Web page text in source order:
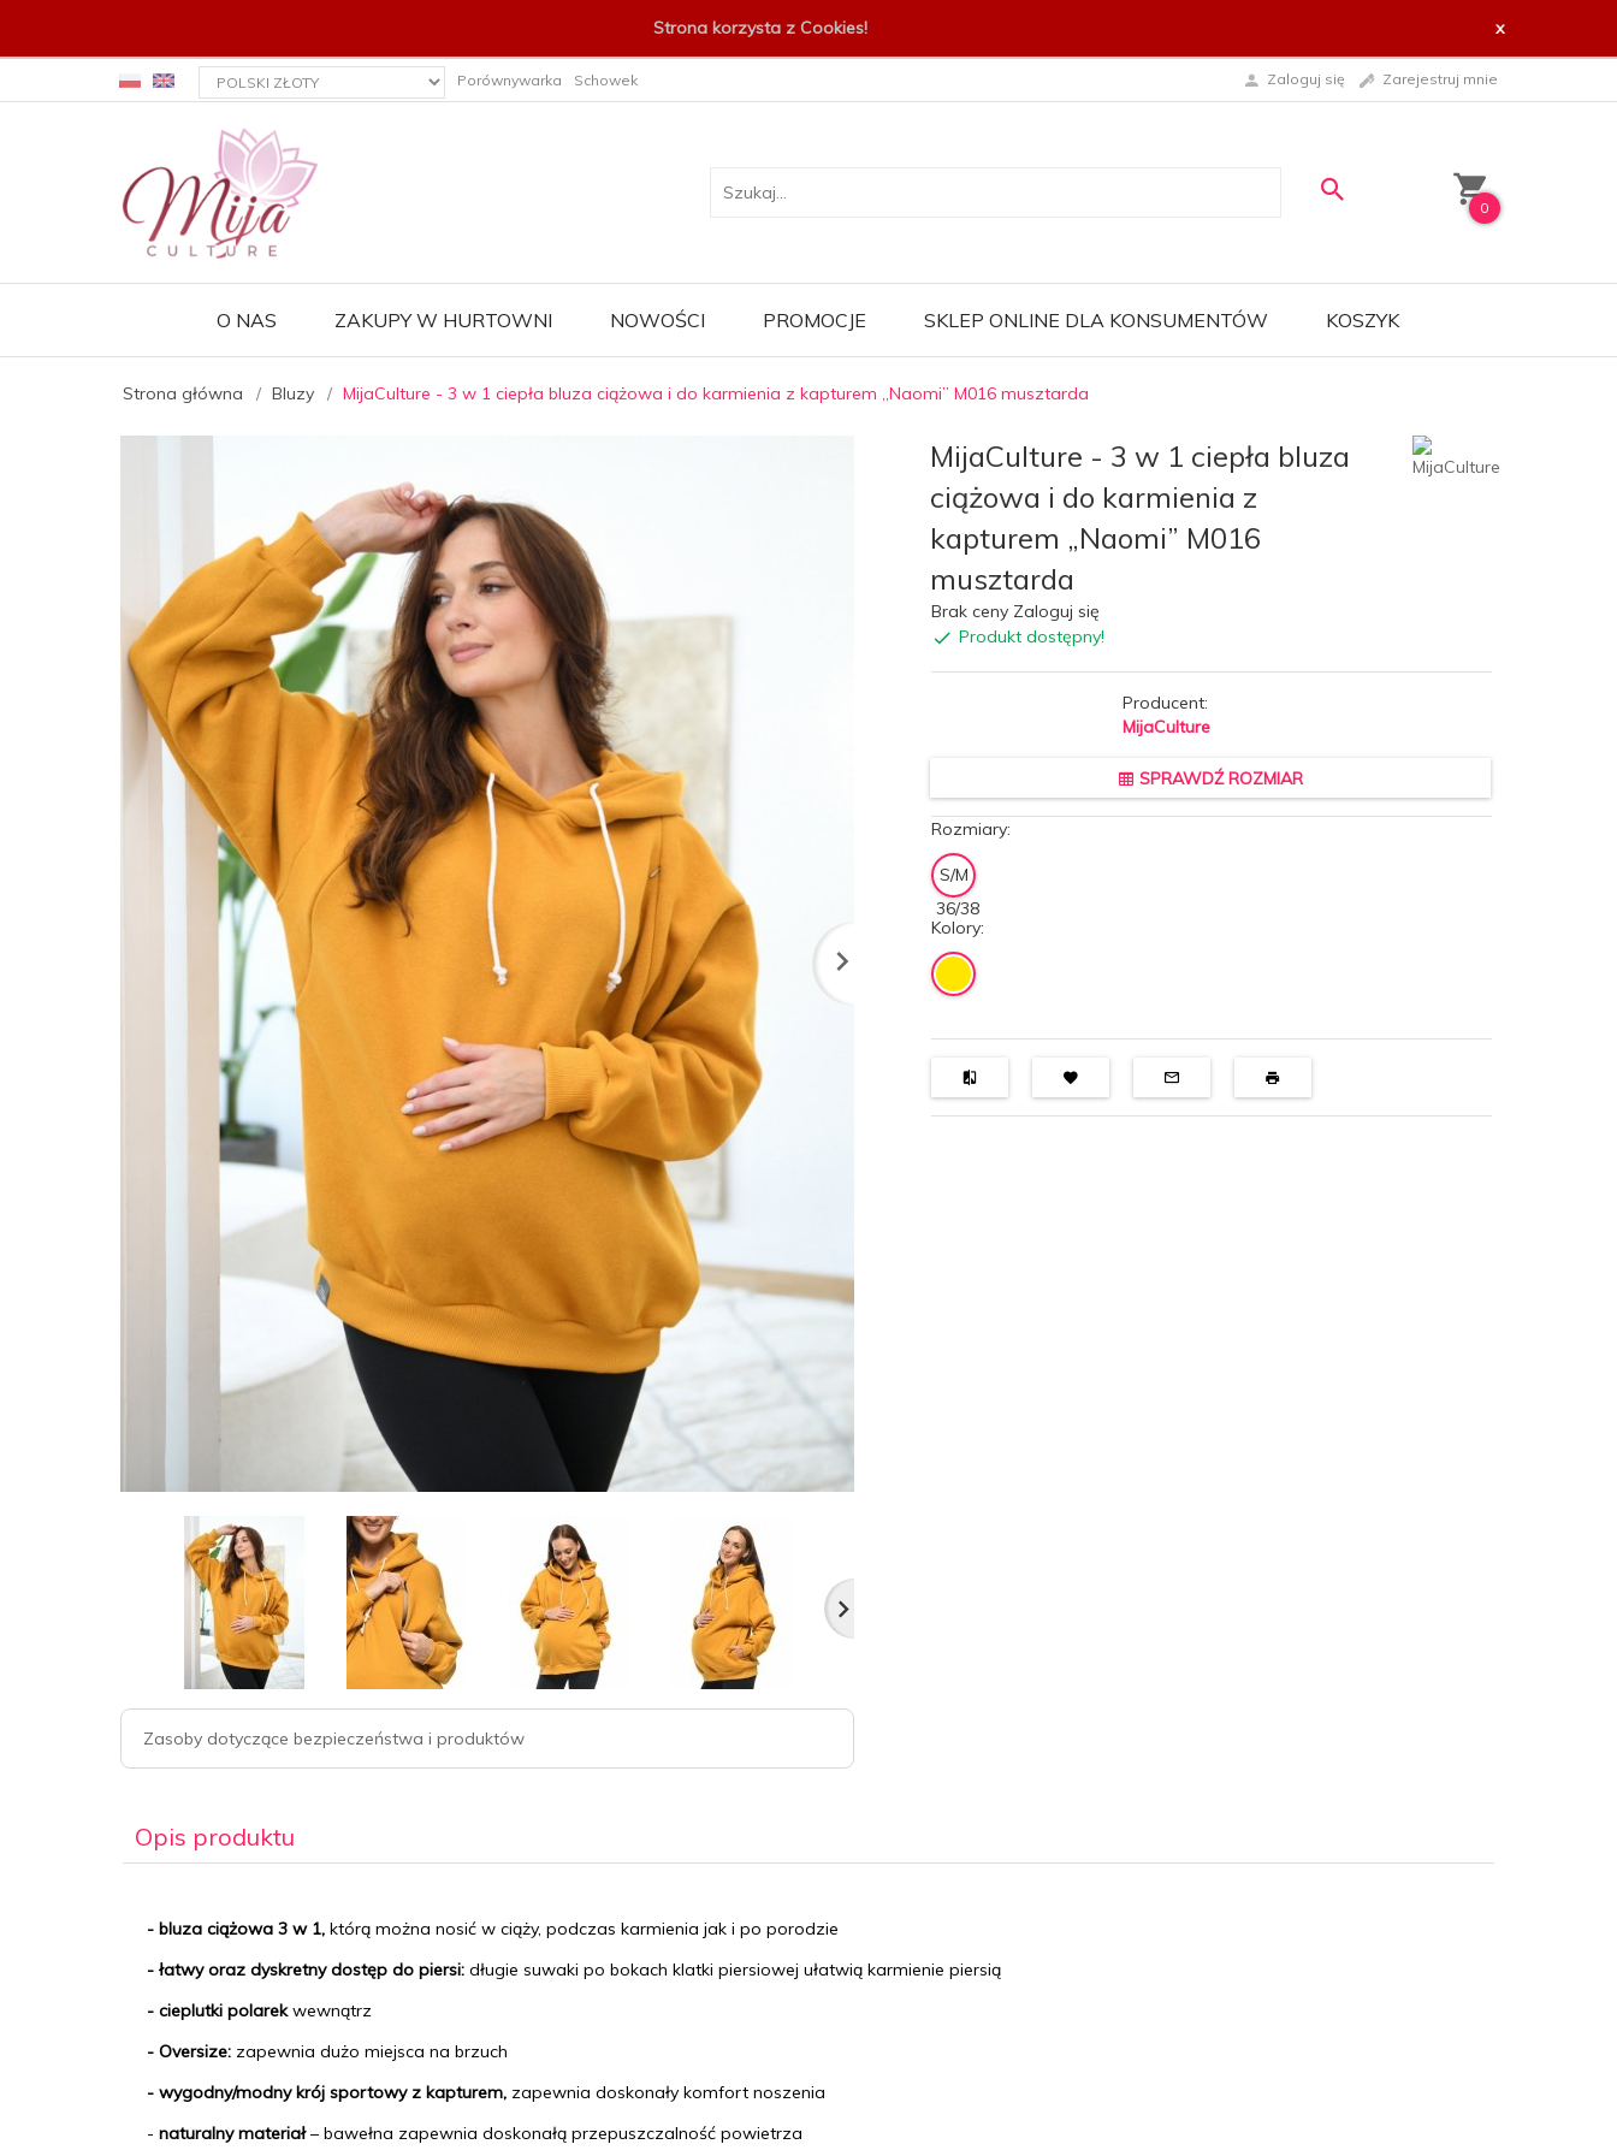
Strona korzysta z Cookies! x
currency_h Porównywarka Schowek Zaloguj się Zarejestruj mnie
0
O NAS ZAKUPY W HURTOWNI NOWOŚCI PROMOCJE SKLEP ONLINE DLA KONSUMENTÓW KOSZYK
Strona główna Bluzy MijaCulture - 3 w 1 ciepła bluza ciążowa i do karmienia z kapturem „Naomi” M016 musztarda
Zasoby dotyczące bezpieczeństwa i produktów
MijaCulture - 3 w 1 ciepła bluza
ciążowa i do karmienia z
kapturem „Naomi” M016
musztarda
Brak ceny Zaloguj się
Produkt dostępny!
Producent:
MijaCulture
SPRAWDŹ ROZMIAR
Rozmiary:
S/M
36/38
Kolory:
Opis produktu
- bluza ciążowa 3 w 1, którą można nosić w ciąży, podczas karmienia jak i po porodzie
- łatwy oraz dyskretny dostęp do piersi: długie suwaki po bokach klatki piersiowej ułatwią karmienie piersią
- cieplutki polarekwewnątrz
- Oversize: zapewnia dużo miejsca na brzuch
- wygodny/modny krój sportowy z kapturem, zapewnia doskonały komfort noszenia
- naturalny materiał– bawełna zapewnia doskonałą przepuszczalność powietrza